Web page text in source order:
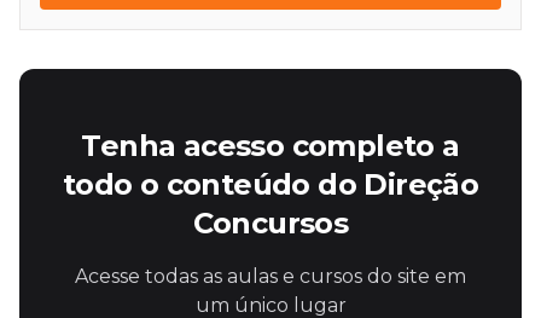
Tenha acesso completo a
todo o conteúdo do Direção
Concursos
Acesse todas as aulas e cursos do site em
um único lugar